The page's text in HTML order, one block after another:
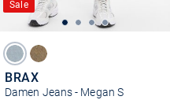
Sale
BRAX
Damen Jeans - Megan S